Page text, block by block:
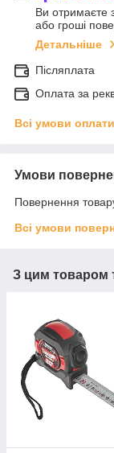
Ви отримаєте
або гроші
Детальніше
Післяплата
Оплата за
Всі умови оплати
Умови
Повернення
Всі умови
З цим товаром